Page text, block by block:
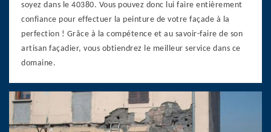
soyez dans le 40380. Vous pouvez donc lui faire entièrement
confiance pour effectuer la peinture de votre façade à la
perfection ! Grâce à la compétence et au savoir-faire de son
artisan façadier, vous obtiendrez le meilleur service dans ce
domaine.